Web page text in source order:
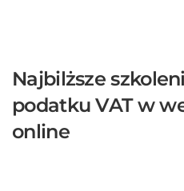
Najbilższe
podatku VAT w
online